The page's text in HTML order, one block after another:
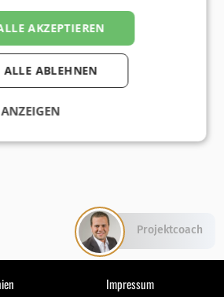
Impressum
AKZEPTIEREN
ALLE ABLEHNEN
Projektcoach